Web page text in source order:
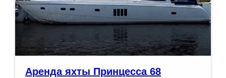
Аренда яхты Принцесса 68